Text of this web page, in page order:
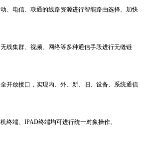
、电信、联通的线路资源进行智能路由选择。加快
线集群、视频、网络等多种通信手段进行无缝链
开放接口，实现内、外、新、旧、设备、系统通信
终端、IPAD终端均可进行统一对象操作。